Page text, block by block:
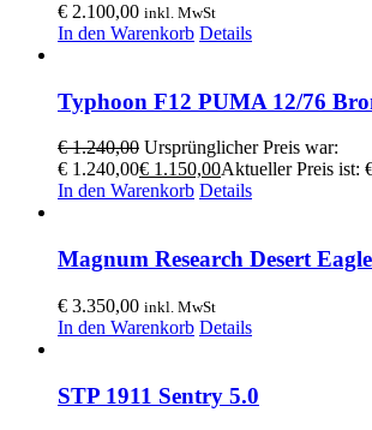
€ 2.100,00 inkl. MwSt
In den Warenkorb Details
Typhoon F12 PUMA 12/76
€1.240,00 Ursprünglicher Preis war:
€ 1.240,00€ 1.150,00Aktueller Preis ist:
In den Warenkorb Details
Magnum Research Desert
€ 3.350,00 inkl. MwSt
In den Warenkorb Details
STP 1911 Sentry 5.0